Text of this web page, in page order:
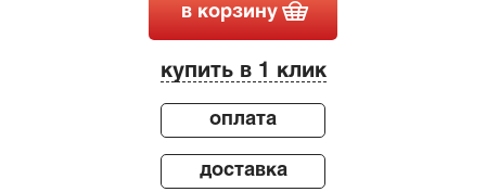
в корзину
купить в 1 клик
оплата
доставка